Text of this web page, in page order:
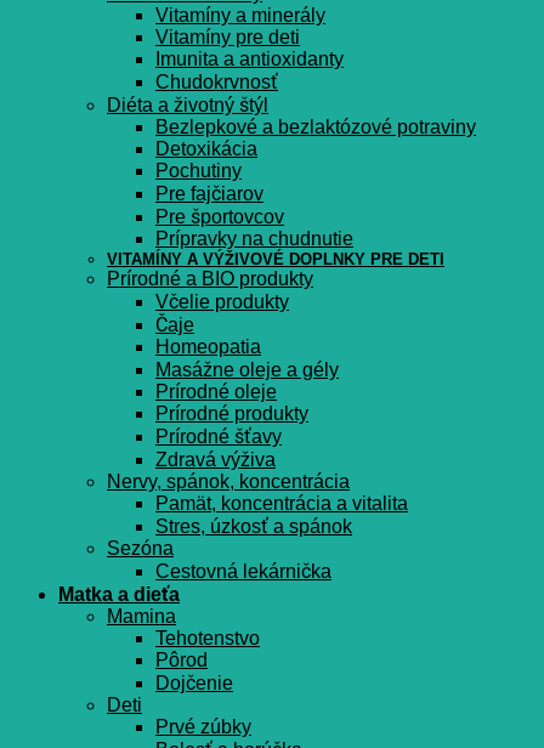
Vitamíny a minerály
Vitamíny pre deti
Imunita a antioxidanty
Chudokrvnosť
Diéta a životný štýl
Bezlepkové a bezlaktózové potraviny
Detoxikácia
Pochutiny
Pre fajčiarov
Pre športovcov
Prípravky na chudnutie
VITAMÍNY A VÝŽIVOVÉ DOPLNKY PRE DETI
Prírodné a BIO produkty
Včelie produkty
Čaje
Homeopatia
Masážne oleje a gély
Prírodné oleje
Prírodné produkty
Prírodné šťavy
Zdravá výživa
Nervy, spánok, koncentrácia
Pamät, koncentrácia a vitalita
Stres, úzkosť a spánok
Sezóna
Cestovná lekárnička
Matka a dieťa
Mamina
Tehotenstvo
Pôrod
Dojčenie
Deti
Prvé zúbky